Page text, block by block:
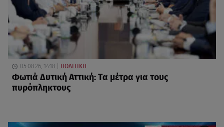
05.08.26, 14:18 ΠΟΛΙΤΙΚΗ
Φωτιά Δυτική Αττική: Τα μέτρα για τους
πυρόπληκτους